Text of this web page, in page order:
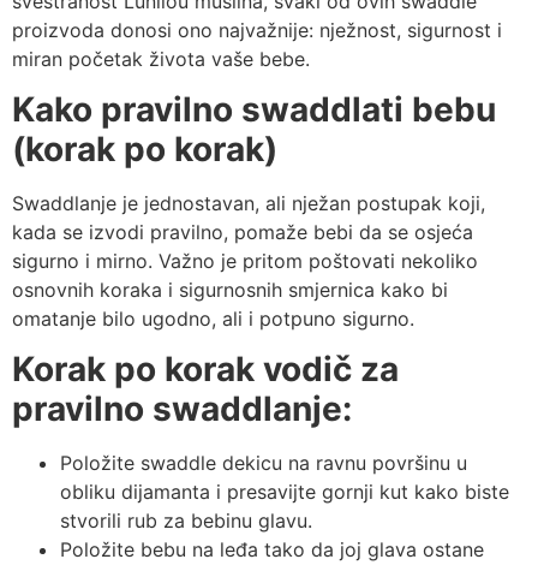
proizvoda donosi ono najvažnije: nježnost, sigurnost i
miran početak života vaše bebe.
Kako pravilno swaddlati bebu
(korak po korak)
Swaddlanje je jednostavan, ali nježan postupak koji,
kada se izvodi pravilno, pomaže bebi da se osjeća
sigurno i mirno. Važno je pritom poštovati nekoliko
osnovnih koraka i sigurnosnih smjernica kako bi
omatanje bilo ugodno, ali i potpuno sigurno.
Korak po korak vodič za
pravilno swaddlanje:
Položite swaddle dekicu na ravnu površinu u
obliku dijamanta i presavijte gornji kut kako biste
stvorili rub za bebinu glavu.
Položite bebu na leđa tako da joj glava ostane